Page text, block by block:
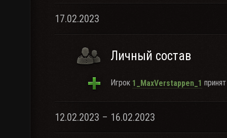
17.02.2023
Личный состав
Игрок 1_MaxVerstappen_1
12.02.2023 – 16.02.2023